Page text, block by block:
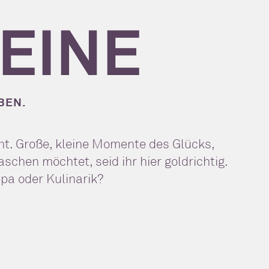
Große, kleine Momente des Glücks,
möchtet, seid ihr hier goldrichtig.
oder Kulinarik?